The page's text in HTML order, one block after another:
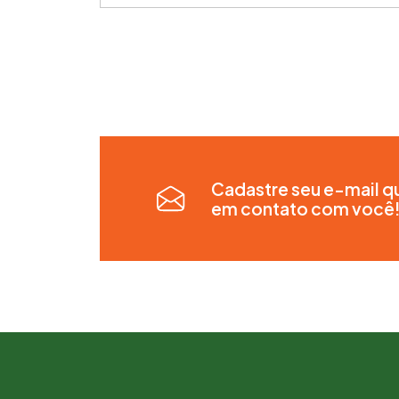
Cadastre seu e-mail
em contato com você!